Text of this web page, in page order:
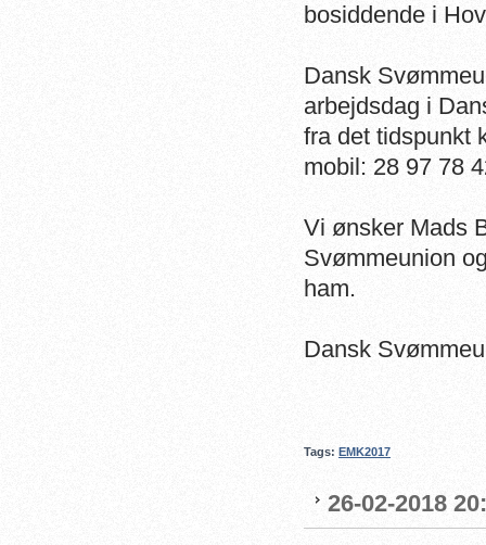
bosiddende i
Dansk
arbejdsdag i
fra det tidspunkt
mobil: 28 97 78
Vi ønsker Mads
Svømmeunion
ham.
Dansk
Tags: EMK2017
26-02-2018